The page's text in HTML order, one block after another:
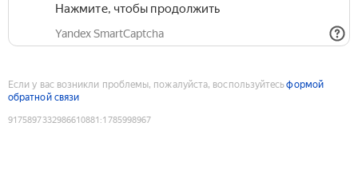
Нажмите, чтобы продолжить
Yandex SmartCaptcha
Если у вас возникли проблемы, пожалуйста, воспользуйтесьформой
обратной связи
9175897332986610881 :1785998967